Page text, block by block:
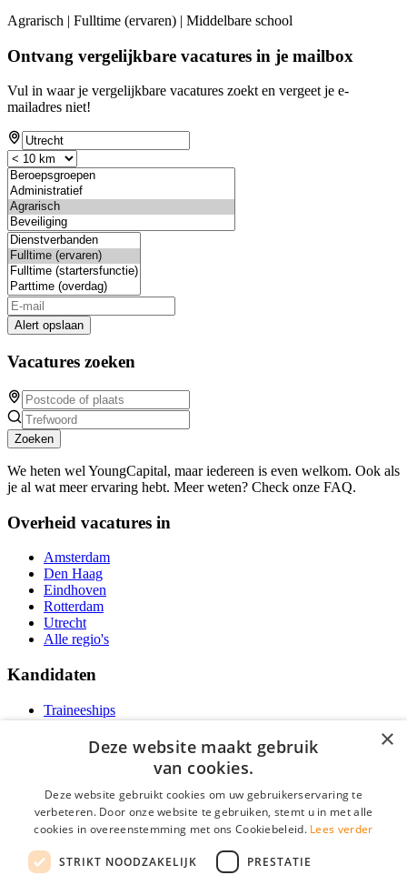
Agrarisch | Fulltime (ervaren) | Middelbare school
Ontvang vergelijkbare vacatures in je mailbox
Vul in waar je vergelijkbare vacatures zoekt en vergeet je e-
mailadres niet!
Alert opslaan
Vacatures zoeken
Zoeken
We heten wel YoungCapital, maar iedereen is even welkom. Ook als
je al wat meer ervaring hebt. Meer weten? Check onze FAQ.
Overheid vacatures in
Amsterdam
Den Haag
Eindhoven
Rotterdam
Utrecht
Alle regio's
Kandidaten
Traineeships
Over Vacatures Overheid Online
YoungCapital IOS App
YoungCapital Android App
Werkgevers
Hoofdkantoor Hoofddorp
×
Deze website maakt gebruik
van cookies.
Deze website gebruikt cookies om uw gebruikerservaring te
verbeteren. Door onze website te gebruiken, stemt u in met alle
cookies in overeenstemming met ons Cookiebeleid. Lees verder
STRIKT NOODZAKELIJK PRESTATIE